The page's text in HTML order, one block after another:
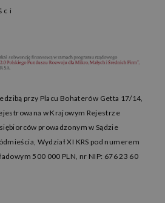
przy Placu Bohaterów Getta 17/14,
w Krajowym Rejestrze
prowadzonym w Sądzie
Wydział XI KRS pod numerem
500 000 PLN, nr NIP: 676 23 60